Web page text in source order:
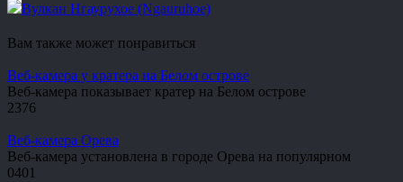
Вулкан Нгаурухое (Ngauruhoe)
Вам также может понравиться
Веб-камера у кратера на Белом острове
Веб-камера показывает кратер на Белом острове
2376
Веб-камера Орева
Веб-камера установлена в городе Орева на популярном
0401